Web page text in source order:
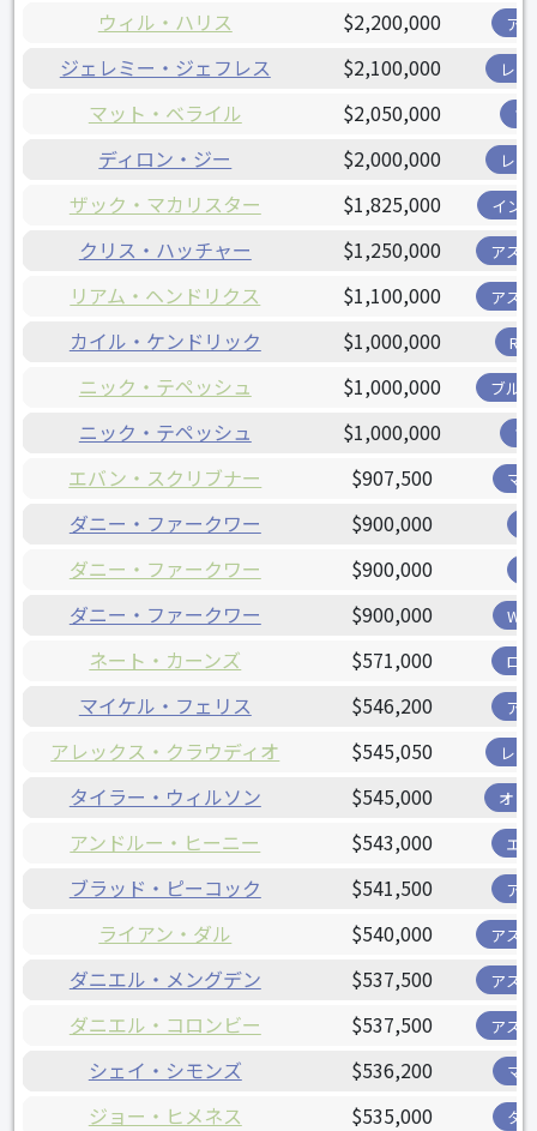
ウィル・ハリス $2,200,000 ア
ジェレミー・ジェフレス $2,100,000 レン
マット・ベライル $2,050,000 ツ
ディロン・ジー $2,000,000 レン
ザック・マカリスター $1,825,000 イン
クリス・ハッチャー $1,250,000 アス
リアム・ヘンドリクス $1,100,000 アス
カイル・ケンドリック $1,000,000 R
ニック・テペッシュ $1,000,000 ブル
ニック・テペッシュ $1,000,000 ツ
エバン・スクリブナー $907,500 マ
ダニー・ファークワー $900,000
ダニー・ファークワー $900,000
ダニー・ファークワー $900,000 W
ネート・カーンズ $571,000 ロ
マイケル・フェリス $546,200 ア
アレックス・クラウディオ $545,050 レン
タイラー・ウィルソン $545,000 オリ
アンドルー・ヒーニー $543,000 エ
ブラッド・ピーコック $541,500 ア
ライアン・ダル $540,000 アス
ダニエル・メングデン $537,500 アス
ダニエル・コロンビー $537,500 アス
シェイ・シモンズ $536,200 マ
ジョー・ヒメネス $535,000 タ